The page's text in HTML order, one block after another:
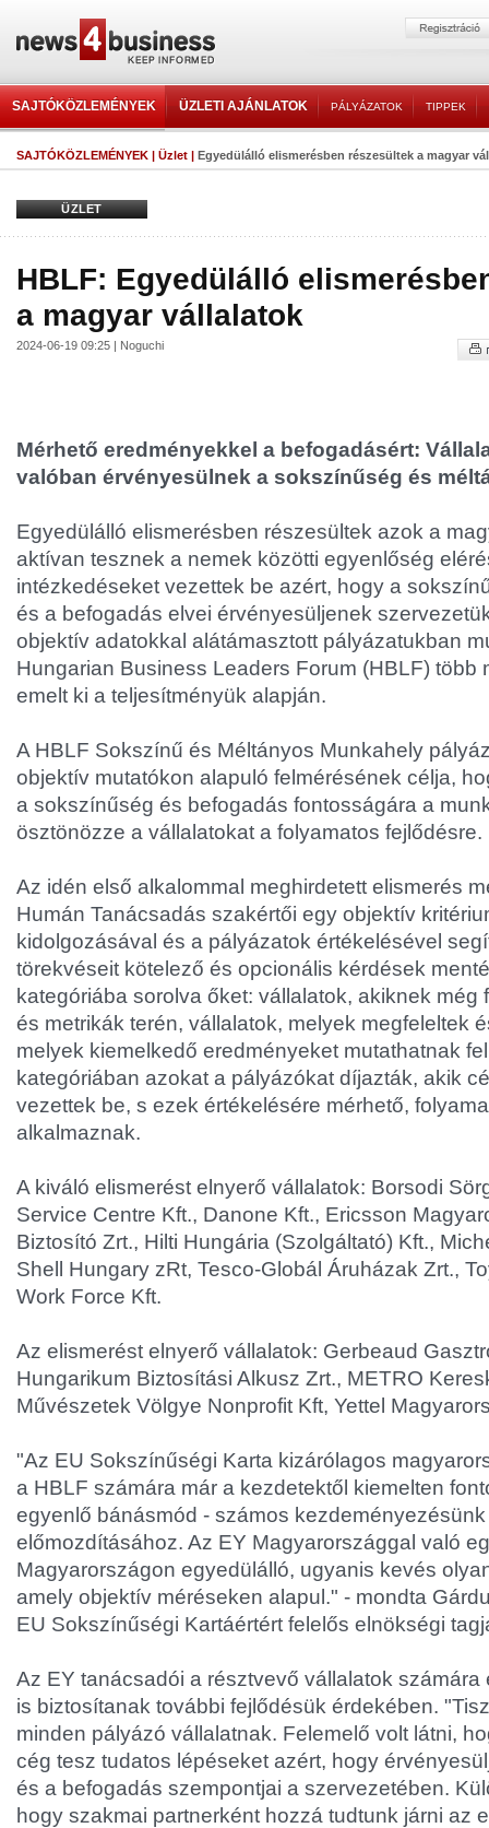
SAJTÓKÖZLEMÉNYEK ÜZLETI AJÁNLATOK PÁLYÁZATOK TIPPEK
SAJTÓKÖZLEMÉNYEK | Üzlet | Egyedülálló elismerésben részesültek a magyar
ÜZLET
HBLF: Egyedülálló
a magyar vállalatok
2024-06-19 09:25 | Noguchi
Mérhető eredményekkel a befogadásért:
valóban érvényesülnek a sokszínűség és
Egyedülálló elismerésben részesültek azok a
aktívan tesznek a nemek közötti egyenlőség
intézkedéseket vezettek be azért, hogy a
és a befogadás elvei érvényesüljenek
objektív adatokkal alátámasztott pályázatukban
Hungarian Business Leaders Forum (HBLF) több
emelt ki a teljesítményük alapján.
A HBLF Sokszínű és Méltányos Munkahely
objektív mutatókon alapuló felmérésének célja,
a sokszínűség és befogadás fontosságára a
ösztönözze a vállalatokat a folyamatos fejlődésre.
Az idén első alkalommal meghirdetett elismerés
Humán Tanácsadás szakértői egy objektív
kidolgozásával és a pályázatok értékelésével
törekvéseit kötelező és opcionális kérdések
kategóriába sorolva őket: vállalatok, akiknek még
és metrikák terén, vállalatok, melyek megfeleltek
melyek kiemelkedő eredményeket mutathatnak
kategóriában azokat a pályázókat díjazták, akik
vezettek be, s ezek értékelésére mérhető,
alkalmaznak.
A kiváló elismerést elnyerő vállalatok: Borsodi
Service Centre Kft., Danone Kft., Ericsson
Biztosító Zrt., Hilti Hungária (Szolgáltató) Kft.,
Shell Hungary zRt, Tesco-Globál Áruházak Zrt.,
Work Force Kft.
Az elismerést elnyerő vállalatok: Gerbeaud
Hungarikum Biztosítási Alkusz Zrt., METRO
Művészetek Völgye Nonprofit Kft, Yettel
"Az EU Sokszínűségi Karta kizárólagos
a HBLF számára már a kezdetektől kiemelten
egyenlő bánásmód - számos
előmozdításához. Az EY Magyarországgal való
Magyarországon egyedülálló, ugyanis kevés
amely objektív méréseken alapul." - mondta
EU Sokszínűségi Kartáértért felelős elnökségi
Az EY tanácsadói a résztvevő vállalatok
is biztosítanak további fejlődésük érdekében.
minden pályázó vállalatnak. Felemelő volt látni,
cég tesz tudatos lépéseket azért, hogy
és a befogadás szempontjai a szervezetében.
hogy szakmai partnerként hozzá tudtunk járni az